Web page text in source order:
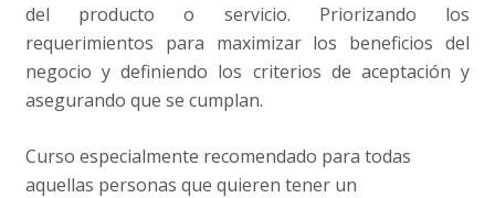
del producto o servicio. Priorizando los
requerimientos para maximizar los beneficios del
negocio y definiendo los criterios de aceptación y
asegurando que se cumplan.
Curso especialmente recomendado para todas
aquellas personas que quieren tener un